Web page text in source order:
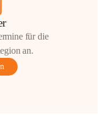
für die
an.